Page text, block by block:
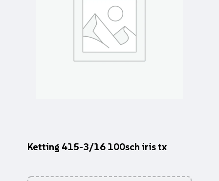
Ketting 415-3/16 100sch iris tx